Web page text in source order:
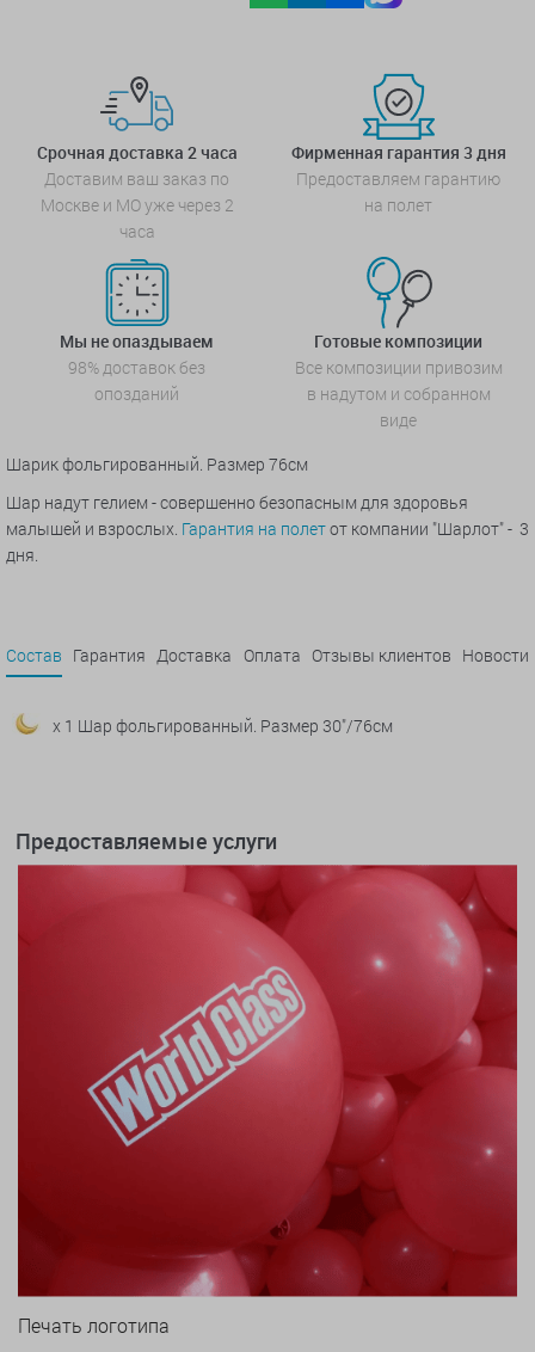
Срочная доставка 2 часа
Доставим ваш заказ по
Москве и МО уже через 2
часа
Фирменная гарантия 3 дня
Предоставляем гарантию
на полет
Мы не опаздываем
98% доставок без
опозданий
Готовые композиции
Все композиции привозим
в надутом и собранном
виде
Шарик фольгированный. Размер 76см
Шар надут гелием - совершенно безопасным для здоровья
малышей и взрослых. Гарантия на полетот компании "Шарлот" - 3
дня.
Состав Гарантия Доставка Оплата Отзывы клиентов Новости
x 1 Шар фольгированный. Размер 30"/76см
Предоставляемые услуги
Печать логотипа